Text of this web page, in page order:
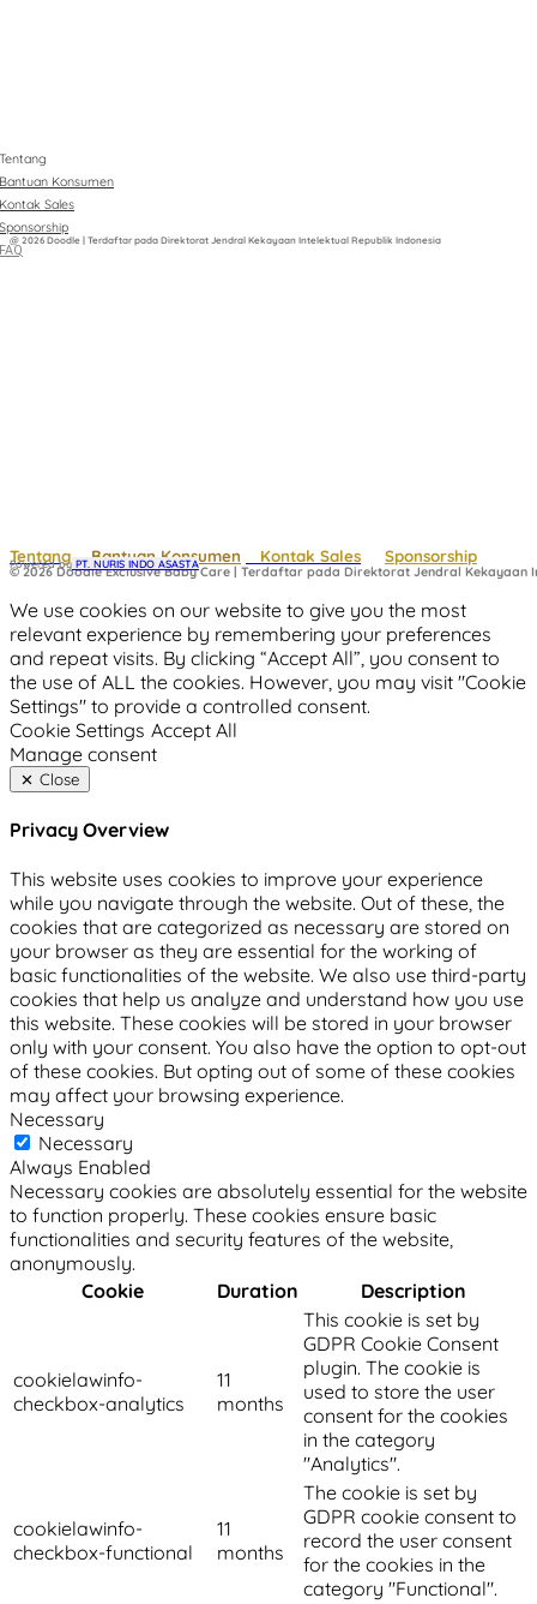
Tentang
Bantuan Konsumen
Kontak Sales
Sponsorship
FAQ
@ 2026 Doodle | Terdaftar pada Direktorat Jendral Kekayaan Intelektual Republik Indonesia
Tentang Bantuan Konsumen Kontak Sales Sponsorship
© 2026 Doodle Exclusive Baby Care | Terdaftar pada Direktorat Jendral Kekayaan
Powered by PT. NURIS INDO ASASTA
We use cookies on our website to give you the most
relevant experience by remembering your preferences
and repeat visits. By clicking “Accept All”, you consent to
the use of ALL the cookies. However, you may visit "Cookie
Settings" to provide a controlled consent.
Cookie Settings Accept All
Manage consent
Close
Privacy Overview
This website uses cookies to improve your experience
while you navigate through the website. Out of these, the
cookies that are categorized as necessary are stored on
your browser as they are essential for the working of
basic functionalities of the website. We also use third-party
cookies that help us analyze and understand how you use
this website. These cookies will be stored in your browser
only with your consent. You also have the option to opt-out
of these cookies. But opting out of some of these cookies
may affect your browsing experience.
Necessary
Necessary
Always Enabled
Necessary cookies are absolutely essential for the website
to function properly. These cookies ensure basic
functionalities and security features of the website,
anonymously.
Cookie
Duration Description
cookielawinfo-
checkbox-analytics
11
months
This cookie is set by
GDPR Cookie Consent
plugin. The cookie is
used to store the user
consent for the cookies
in the category
"Analytics".
cookielawinfo-
checkbox-functional
11
months
The cookie is set by
GDPR cookie consent to
record the user consent
for the cookies in the
category "Functional".